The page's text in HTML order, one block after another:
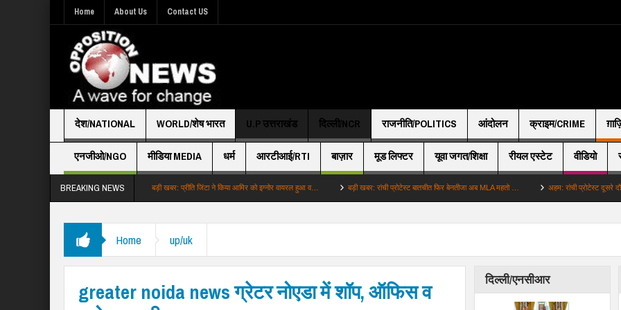
Home About Us Contact US
देश/NATIONAL WORLD/शेष भारत U.P उत्तराखंड दिल्ली/NCR राजनीति/POLITICS आंदोलन क्राइम/CRIME
एनजीओ/NGO मीडिया MEDIA धर्म आरटीआई/RTI बाज़ार मूड लिफ्टर यूवा जगत/शिक्षा रीयल एस्टेट वीडियो
BREAKING NEWS
तोड़ा 15 साल का पुराना रिकॉर्ड बड़ी खबर: प्रीति जिंटा ने किया आमिर को इग्नोर वायरल हुआ व… बड़ी खबर: रांची प्रोटेस्ट बातचीत फिर बेनतीजा अब MLA महतो … अहम: रांची प्रोटेस्ट दूसरे दौर की
Home up/uk
greater noida news ग्रेटर नोएडा में शॉप, ऑफिस व
दिल्ली/एनसीआर